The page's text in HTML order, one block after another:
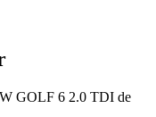
GOLF 6 2.0 TDI de